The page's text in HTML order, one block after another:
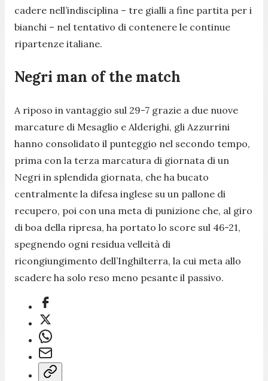
cadere nell’indisciplina – tre gialli a fine partita per i
bianchi – nel tentativo di contenere le continue
ripartenze italiane.
Negri man of the match
A riposo in vantaggio sul 29-7 grazie a due nuove
marcature di Mesaglio e Alderighi, gli Azzurrini
hanno consolidato il punteggio nel secondo tempo,
prima con la terza marcatura di giornata di un
Negri in splendida giornata, che ha bucato
centralmente la difesa inglese su un pallone di
recupero, poi con una meta di punizione che, al giro
di boa della ripresa, ha portato lo score sul 46-21,
spegnendo ogni residua velleità di
ricongiungimento dell’Inghilterra, la cui meta allo
scadere ha solo reso meno pesante il passivo.